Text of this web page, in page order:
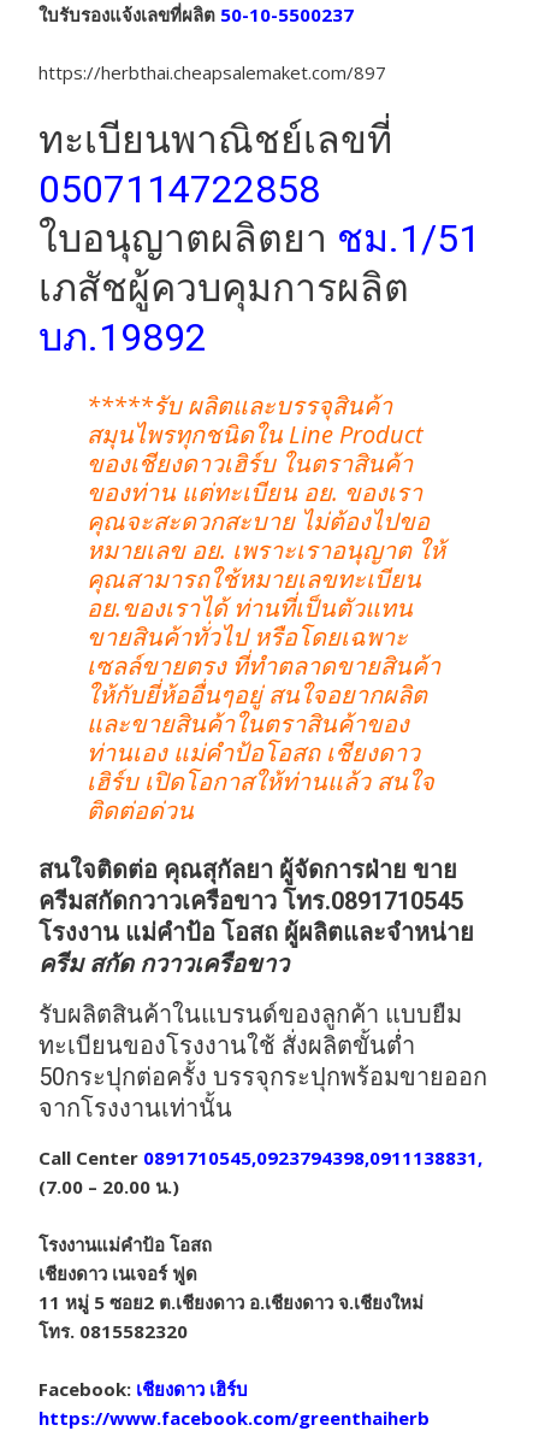
ใบรับรองแจ้งเลขที่ผลิต 50-10-5500237
https://herbthai.cheapsalemaket.com/897
ทะเบียนพาณิชย์เลขที่
0507114722858
ใบอนุญาตผลิตยา ชม.1/51
เภสัชผู้ควบคุมการผลิต
บภ.19892
*****รับ ผลิตและบรรจุสินค้า
สมุนไพรทุกชนิดใน Line Product
ของเชียงดาวเฮิร์บ ในตราสินค้า
ของท่าน แต่ทะเบียน อย. ของเรา
คุณจะสะดวกสะบาย ไม่ต้องไปขอ
หมายเลข อย. เพราะเราอนุญาต ให้
คุณสามารถใช้หมายเลขทะเบียน
อย.ของเราได้ ท่านที่เป็นตัวแทน
ขายสินค้าทั่วไป หรือโดยเฉพาะ
เซลล์ขายตรง ที่ทำตลาดขายสินค้า
ให้กับยี่ห้ออื่นๆอยู่ สนใจอยากผลิต
และขายสินค้าในตราสินค้าของ
ท่านเอง แม่คำป้อโอสถ เชียงดาว
เฮิร์บ เปิดโอกาสให้ท่านแล้ว สนใจ
ติดต่อด่วน
สนใจติดต่อ คุณสุกัลยา ผู้จัดการฝ่าย ขาย
ครีมสกัดกวาวเครือขาว โทร.0891710545
โรงงาน แม่คำป้อ โอสถ ผู้ผลิตและจำหน่าย
ครีม สกัด กวาวเครือขาว
รับผลิตสินค้าในแบรนด์ของลูกค้า แบบยืม
ทะเบียนของโรงงานใช้ สั่งผลิตขั้นต่ำ
50กระปุกต่อครั้ง บรรจุกระปุกพร้อมขายออก
จากโรงงานเท่านั้น
Call Center 0891710545,0923794398,0911138831,
(7.00 – 20.00 น.)
โรงงานแม่คำป้อ โอสถ
เชียงดาว เนเจอร์ ฟูด
11 หมู่ 5 ซอย2 ต.เชียงดาว อ.เชียงดาว จ.เชียงใหม่
โทร. 0815582320
Facebook: เชียงดาว เฮิร์บ
https://www.facebook.com/greenthaiherb